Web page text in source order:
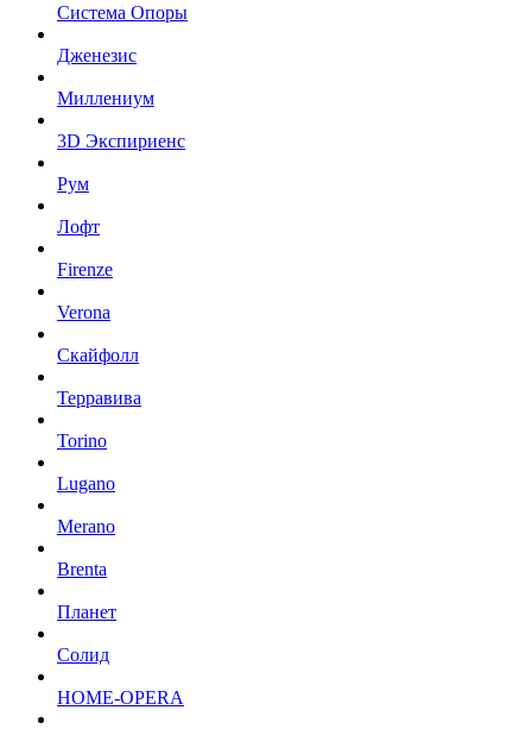
Система Опоры
Дженезис
Миллениум
3D Экспириенс
Рум
Лофт
Firenze
Verona
Скайфолл
Терравива
Torino
Lugano
Merano
Brenta
Планет
Солид
HOME-OPERA